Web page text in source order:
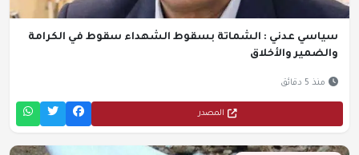
سياسي عدني : الشماتة بسقوط الشهداء سقوط في الكرامة
والضمير والأخلاق
منذ 5 دقائق
المصدر